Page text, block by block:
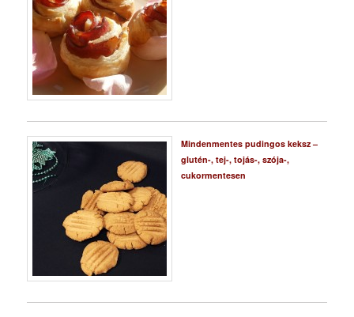
Mindenmentes pudingos keksz –
glutén-, tej-, tojás-, szója-,
cukormentesen